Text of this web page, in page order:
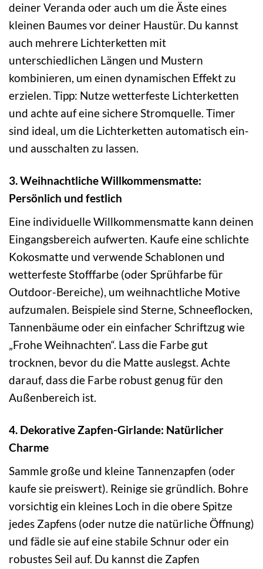
deiner Veranda oder auch um die Äste eines
kleinen Baumes vor deiner Haustür. Du kannst
auch mehrere Lichterketten mit
unterschiedlichen Längen und Mustern
kombinieren, um einen dynamischen Effekt zu
erzielen. Tipp: Nutze wetterfeste Lichterketten
und achte auf eine sichere Stromquelle. Timer
sind ideal, um die Lichterketten automatisch ein-
und ausschalten zu lassen.
3. Weihnachtliche Willkommensmatte:
Persönlich und festlich
Eine individuelle Willkommensmatte kann deinen
Eingangsbereich aufwerten. Kaufe eine schlichte
Kokosmatte und verwende Schablonen und
wetterfeste Stofffarbe (oder Sprühfarbe für
Outdoor-Bereiche), um weihnachtliche Motive
aufzumalen. Beispiele sind Sterne, Schneeflocken,
Tannenbäume oder ein einfacher Schriftzug wie
„Frohe Weihnachten“. Lass die Farbe gut
trocknen, bevor du die Matte auslegst. Achte
darauf, dass die Farbe robust genug für den
Außenbereich ist.
4. Dekorative Zapfen-Girlande: Natürlicher
Charme
Sammle große und kleine Tannenzapfen (oder
kaufe sie preiswert). Reinige sie gründlich. Bohre
vorsichtig ein kleines Loch in die obere Spitze
jedes Zapfens (oder nutze die natürliche Öffnung)
und fädle sie auf eine stabile Schnur oder ein
robustes Seil auf. Du kannst die Zapfen